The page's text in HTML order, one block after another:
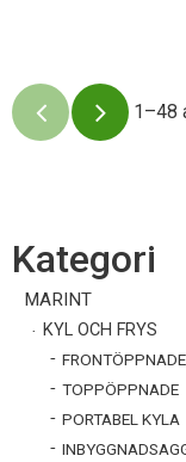
1–48
Kategori
MARINT
KYL OCH FRYS
FRONTÖPPNADE
TOPPÖPPNADE
PORTABEL KYLA